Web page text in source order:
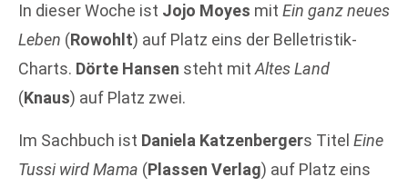
In dieser Woche ist Jojo Moyes mit Ein ganz neues
Leben (Rowohlt) auf Platz eins der Belletristik-
Charts. Dörte Hansen steht mitAltes Land
(Knaus) auf Platz zwei.
Im Sachbuch ist Daniela Katzenbergers Titel Eine
Tussi wird Mama (Plassen Verlag) auf Platz eins